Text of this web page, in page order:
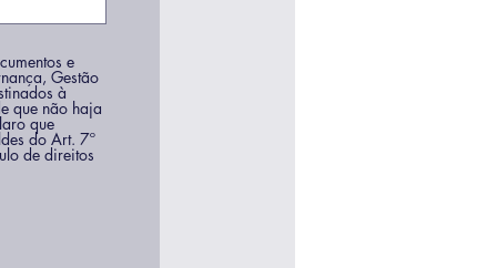
e
Gestão
à
que não haja
que
do Art. 7º
de direitos